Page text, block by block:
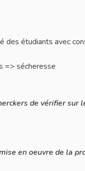
des étudiants avec
=> sécheresse
de vérifier sur
en oeuvre de la